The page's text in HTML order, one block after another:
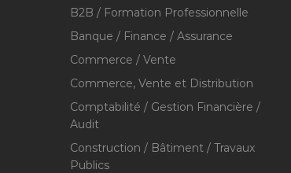
B2B / Formation Professionnelle
Banque / Finance / Assurance
Commerce / Vente
Commerce, Vente et Distribution
Comptabilité / Gestion Financière /
Audit
Construction / Bâtiment / Travaux
Publics